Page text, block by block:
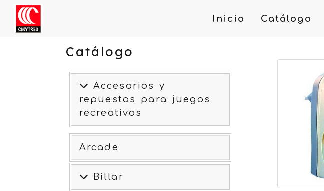
Inicio Catálogo
Catálogo
Accesorios y
repuestos para juegos
recreativos
Arcade
Billar